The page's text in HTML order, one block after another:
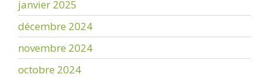
janvier 2025
décembre 2024
novembre 2024
octobre 2024